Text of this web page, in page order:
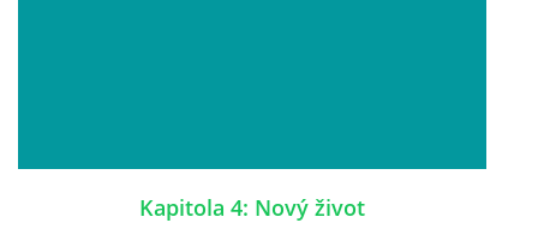
Kapitola 4: Nový život